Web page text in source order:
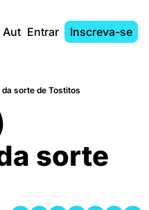
AutoresEntrar Inscreva-se
sorte de Tostitos
sorte